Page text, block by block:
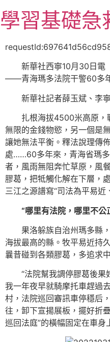
至
主
學習基礎急
新華社西寧10月30日
——青海瑪多法院干警60多
新華社記者薛玉斌、李
扎根海拔4500米高原，
無限的金錢物慾，另一個是
讓她無法平衡。釋法說理傳
處……60多年來，青海省瑪
者，風雨無阻奔忙草原，風
膠葛，把牴觸化解在下層，
三江之源譜寫“司法為平易近
“哪里有法院，哪里不公
果洛躲族自治州瑪多縣
海拔最高的縣。牧平易近持
曩昔碰到各類膠葛，多追求
“法院幫我調停膠葛後果
我一年夜早就騎摩托車趕過
村，法院巡回審訊車停穩后
往，卸下宣揚展板，擺好折
巡回法庭”的橫幅固定在車身